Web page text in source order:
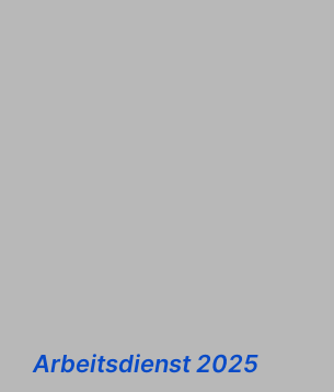
Arbeitsdienst 2025